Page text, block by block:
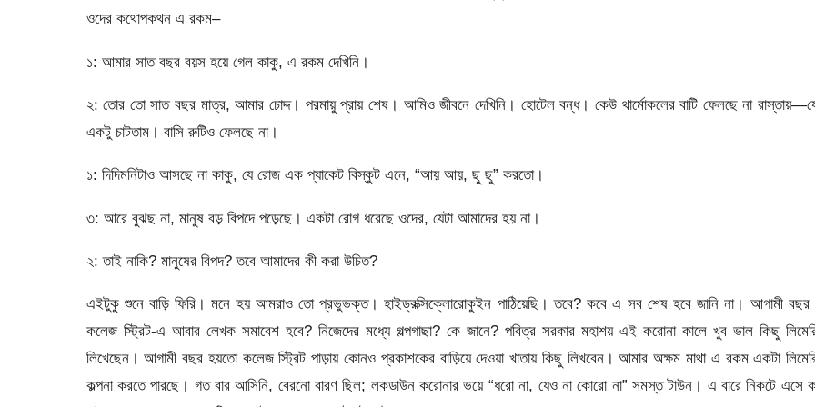
ওদের কথোপকথন এ রকম–
১: আমার সাত বছর বয়স হয়ে গেল কাকু, এ রকম দেখিনি।
২: তোর তো সাত বছর মাত্র, আমার চোদ্দ। পরমায়ু প্রায় শেষ। আমিও জীবনে দেখিনি। হোটেল বন্ধ। কেউ থার্মোকলের বাটি ফেলছে না
একটু চাটতাম। বাসি রুটিও ফেলছে না।
১: দিদিমনিটাও আসছে না কাকু, যে রোজ এক প্যাকেট বিস্কুট এনে, “আয় আয়, ছু ছু” করতো।
৩: আরে বুঝছ না, মানুষ বড় বিপদে পড়েছে। একটা রোগ ধরেছে ওদের, যেটা আমাদের হয় না।
২: তাই নাকি? মানুষের বিপদ? তবে আমাদের কী করা উচিত?
এইটুকু শুনে বাড়ি ফিরি। মনে হয় আমরাও তো প্রভুভক্ত। হাইড্রক্সিক্লোরোকুইন পাঠিয়েছি। তবে? কবে এ সব শেষ হবে জানি না। আগামী বছর
কলেজ স্ট্রিট-এ আবার লেখক সমাবেশ হবে? নিজেদের মধ্যে গল্পগাছা? কে জানে? পবিত্র সরকার মহাশয় এই করোনা কালে খুব ভাল কিছু
লিখেছেন। আগামী বছর হয়তো কলেজ স্ট্রিট পাড়ায় কোনও প্রকাশকের বাড়িয়ে দেওয়া খাতায় কিছু লিখবেন। আমার অক্ষম মাথা এ রকম একটা
কল্পনা করতে পারছে। গত বার আসিনি, বেরনো বারণ ছিল; লকডাউন করোনার ভয়ে “ধরো না, যেও না কোরো না” সমস্ত টাউন। এ বারে নিকটে এসে